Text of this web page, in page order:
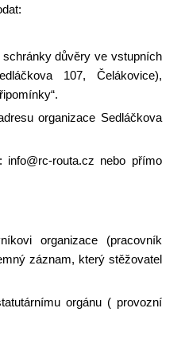
důvěry ve vstupních
107, Čelákovice),
organizace Sedláčkova
routa.cz nebo přímo
organizace (pracovník
záznam, který stěžovatel
orgánu ( provozní